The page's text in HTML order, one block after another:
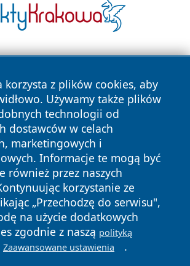
korzysta z plików cookies, aby
Używamy także plików
technologii od
dostawców w celach
marketingowych i
Informacje te mogą być
również przez naszych
korzystanie ze
„Przechodzę do serwisu",
na użycie dodatkowych
zgodnie z naszą polityką
Zaawansowane ustawienia .
Wszystkie prawa
Polityka
Prywatności
Polityka
Cookies